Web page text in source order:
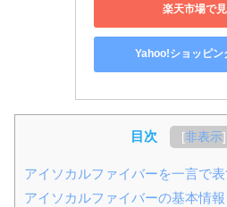
楽天市場で
Yahoo!ショッピン
目次 [非表示]
アイソカルファイバーを一言で表
アイソカルファイバーの基本情報